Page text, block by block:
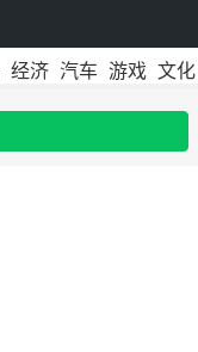
经济 汽车 游戏 文化